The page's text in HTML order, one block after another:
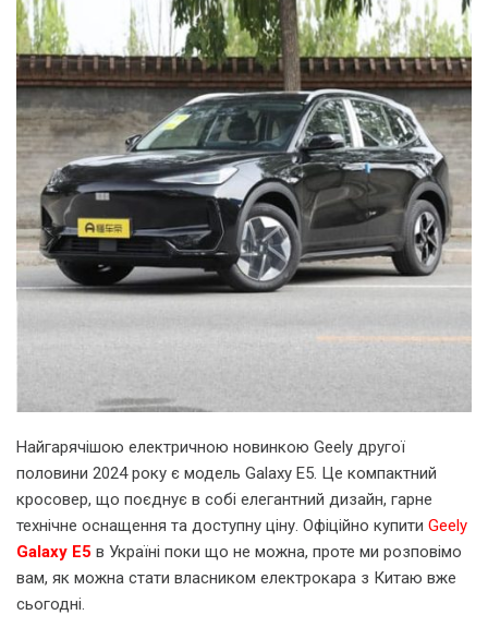
Найгарячішою електричною новинкою Geely другої
половини 2024 року є модель Galaxy E5. Це компактний
кросовер, що поєднує в собі елегантний дизайн, гарне
технічне оснащення та доступну ціну. Офіційно купити Geely
Galaxy E5 в Україні поки що не можна, проте ми розповімо
вам, як можна стати власником електрокара з Китаю вже
сьогодні.